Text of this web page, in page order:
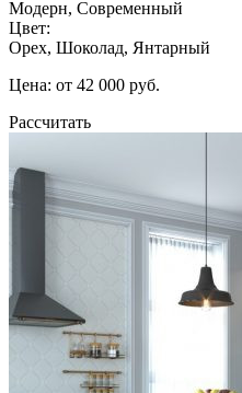
Модерн, Современный
Цвет:
Орех, Шоколад, Янтарный
Цена: от 42 000 руб.
Рассчитать